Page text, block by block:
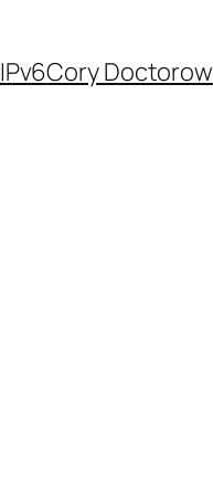
IPv6Cory Doctorow